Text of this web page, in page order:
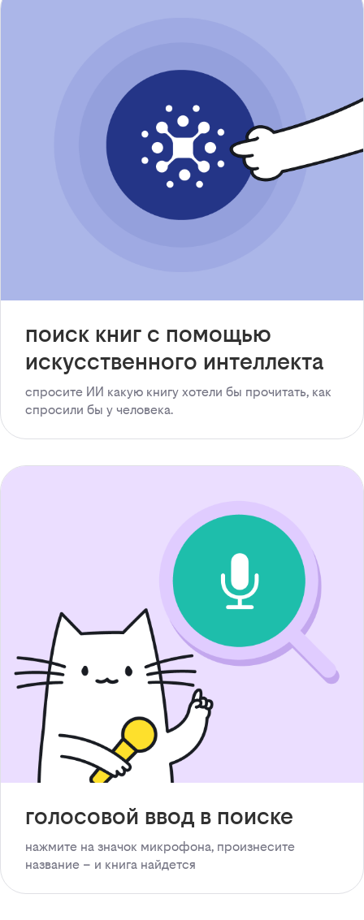
поиск книг с помощью
искусственного интеллекта
спросите ИИ какую книгу хотели бы прочитать, как
спросили бы у человека.
голосовой ввод в поиске
нажмите на значок микрофона, произнесите
название – и книга найдется